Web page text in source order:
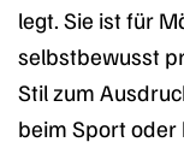
legt. Sie ist für
selbstbewusst
Stil zum
beim Sport oder